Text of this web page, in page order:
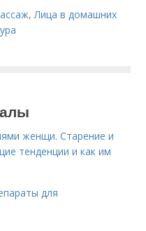
,Лица в домашних
женщи. Старение и
тенденции и как им
для